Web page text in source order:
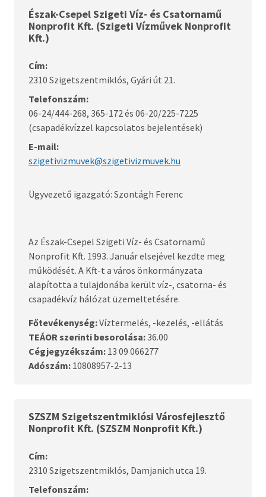
Észak-Csepel Szigeti Víz- és Csatornamű
Nonprofit Kft. (Szigeti Vízművek Nonprofit
Kft.)
Cím:
2310 Szigetszentmiklós, Gyári út 21.
Telefonszám:
06-24/444-268, 365-172 és 06-20/225-7225
(csapadékvízzel kapcsolatos bejelentések)
E-mail:
szigetivizmuvek@szigetivizmuvek.hu
Ügyvezető igazgató: Szontágh Ferenc
Az Észak-Csepel Szigeti Víz- és Csatornamű
Nonprofit Kft. 1993. Január elsejével kezdte meg
működését. A Kft-t a város önkormányzata
alapította a tulajdonába került víz-, csatorna- és
csapadékvíz hálózat üzemeltetésére.
Főtevékenység:Víztermelés, -kezelés, -ellátás
TEÁOR szerinti besorolása:36.00
Cégjegyzékszám: 13 09 066277
Adószám: 10808957-2-13
SZSZM Szigetszentmiklósi Városfejlesztő
Nonprofit Kft. (SZSZM Nonprofit Kft.)
Cím:
2310 Szigetszentmiklós, Damjanich utca 19.
Telefonszám: